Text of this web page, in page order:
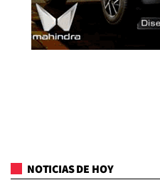
NOTICIAS DE HOY